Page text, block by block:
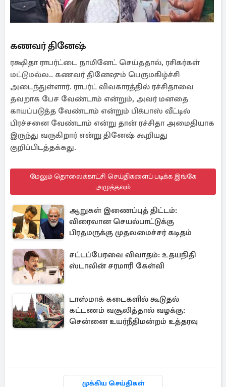
கணவர் தினேஷ்
ரக்ஷிதா ராபர்ட்டை நாமினேட் செய்ததால், ரசிகர்கள்
மட்டுமல்ல.. கணவர் தினேஷும் பெருமகிழ்ச்சி
அடைந்துள்ளார். ராபர்ட் விவகாரத்தில் ரச்சிதாவை
தவறாக பேச வேண்டாம் என்றும், அவர் மனதை
காயப்படுத்த வேண்டாம் என்றும் பிக்பாஸ் வீட்டில்
பிரச்சனை வேண்டாம் என்று தான் ரச்சிதா அமைதியாக
இருந்து வருகிறார் என்று தினேஷ் கூறியது
குறிப்பிடத்தக்கது.
மேலும் தொலைக்காட்சி செய்திகளைப் படிக்க இங்கே
அழுத்தவும்
ஆறுகள் இணைப்புத் திட்டம்:
விரைவான செயல்பாட்டுக்கு
பிரதமருக்கு முதலமைச்சர் கடிதம்
சட்டப்பேரவை விவாதம்: உதயநிதி
ஸ்டாலின் சரமாரி கேள்வி
டாஸ்மாக் கடைகளில் கூடுதல்
கட்டணம் வசூலித்தால் வழக்கு:
சென்னை உயர்நீதிமன்றம் உத்தரவு
முக்கிய செய்திகள்